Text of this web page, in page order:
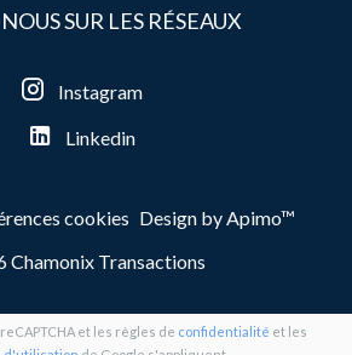
SUR LES RÉSEAUX
Instagram
Linkedin
cookies Design byApimo™
Chamonix Transactions
et les règles de confidentialité et les